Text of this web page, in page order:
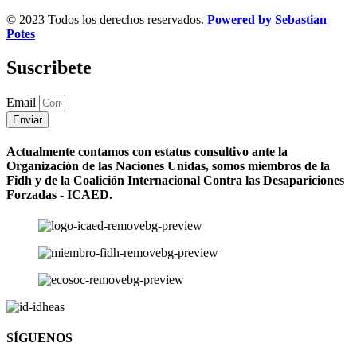
© 2023 Todos los derechos reservados. Powered by Sebastian
Potes
Suscribete
Email
Enviar
Actualmente contamos con estatus consultivo ante la
Organización de las Naciones Unidas, somos miembros de la
Fidh y de la Coalición Internacional Contra las Desapariciones
Forzadas - ICAED.
SÍGUENOS